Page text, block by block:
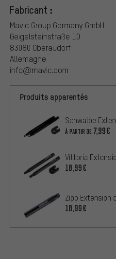
Fabricant :
Mavic Group Germany GmbH
Geigelsteinstraße 10
83080 Oberaudorf
Allemagne
info@mavic.com
Produits apparentés
Schwalbe
À PARTIR DE 7,99€
Vittoria
10,99€
Zipp Extension
10,99€